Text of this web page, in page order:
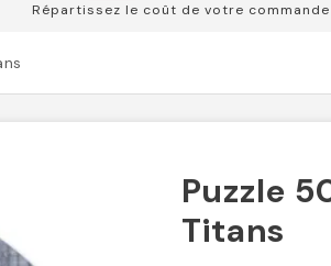
Répartissez le coût de votre commande
Puzzle
Titans